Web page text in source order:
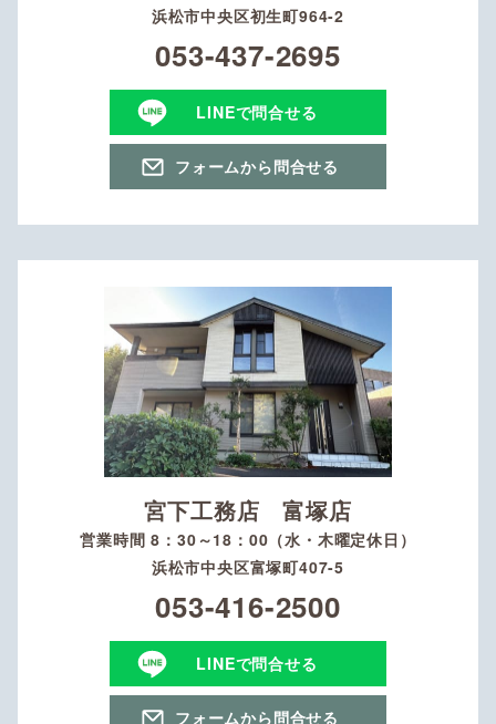
浜松市中央区初生町964-2
053-437-2695
LINEで問合せる
フォームから問合せる
宮下工務店 富塚店
営業時間 8：30～18：00（水・木曜定休日）
浜松市中央区富塚町407-5
053-416-2500
LINEで問合せる
フォームから問合せる